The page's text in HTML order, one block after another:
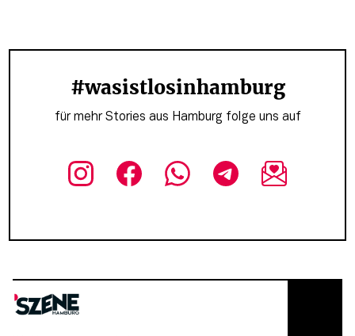
#wasistlosinhamburg
für mehr Stories aus Hamburg folge uns auf